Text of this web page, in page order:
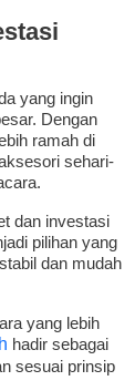
yang ingin
Dengan
ramah di
sehari-
dan investasi
pilihan yang
dan mudah
yang lebih
hadir sebagai
sesuai prinsip